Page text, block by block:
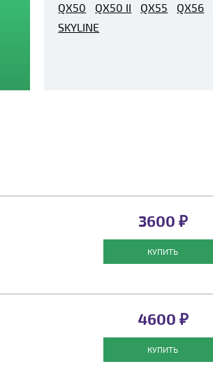
QX50
QX50 II QX55 QX56
SKYLINE
3600 ₽
КУПИТЬ
4600 ₽
КУПИТЬ